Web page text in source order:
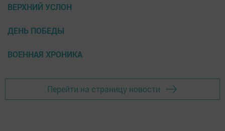
ВЕРХНИЙ УСЛОН
ДЕНЬ ПОБЕДЫ
ВОЕННАЯ ХРОНИКА
Перейти на страницу новости